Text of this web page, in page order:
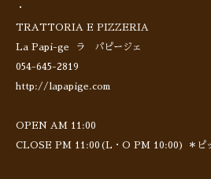
・
TRATTORIA E PIZZERIA
La Papi-ge ラ パピージェ
054-645-2819
http://lapapige.com
OPEN AM 11:00
CLOSE PM 11:00(L・O PM 10:00) ＊ピ